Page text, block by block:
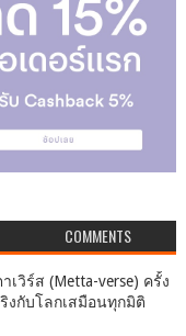
COMMENTS
เวิร์ส (Metta-verse) ครั้ง
งกับโลกเสมือนทุกมิติ